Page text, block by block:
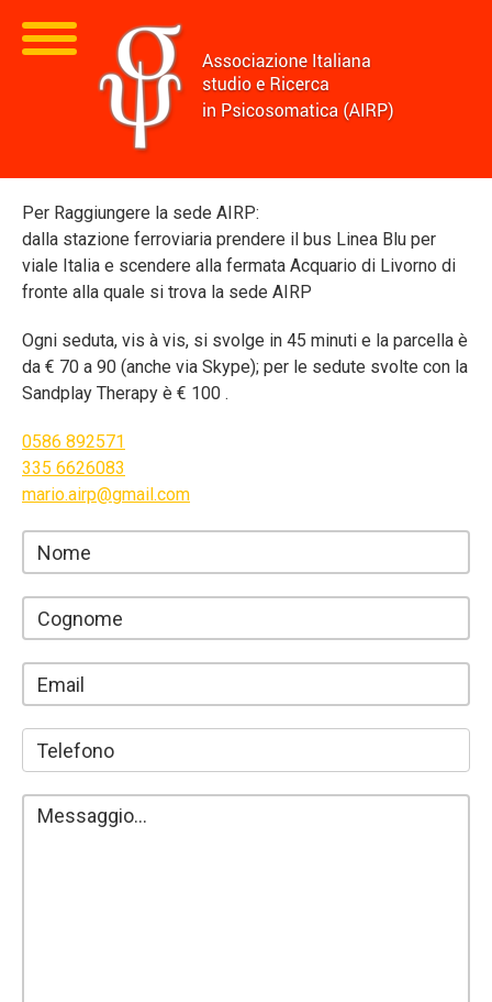
Per Raggiungere la sede AIRP:
dalla stazione ferroviaria prendere il bus Linea Blu per
viale Italia e scendere alla fermata Acquario di Livorno di
fronte alla quale si trova la sede AIRP
Ogni seduta, vis à vis, si svolge in 45 minuti e la parcella è
da € 70 a 90 (anche via Skype); per le sedute svolte con la
Sandplay Therapy è € 100 .
0586 892571
335 6626083
mario.airp@gmail.com